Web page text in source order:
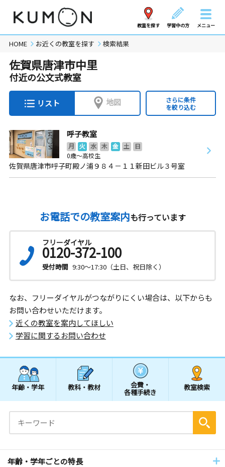
教室を探す 学習中の方 メニュー
HOME お近くの教室を探す 検索結果
佐賀県唐津市中里
付近の公文式教室
リスト 地図
さらに条件
を絞り込む
呼子教室
月 火 水 木 金 土
日
0歳～高校生
佐賀県唐津市呼子町殿ノ浦９８４－１１新田ビル３号室
お電話での教室案内も行っています
フリーダイヤル
0120-372-100
受付時間 9:30～17:30（土日、祝日除く）
なお、フリーダイヤルがつながりにくい場合は、以下からも
お問い合わせいただけます。
近くの教室を案内してほしい
学習に関するお問い合わせ
年齢・学年 教科・教材 会費・
各種手続き
教室検索
年齢・学年ごとの特長